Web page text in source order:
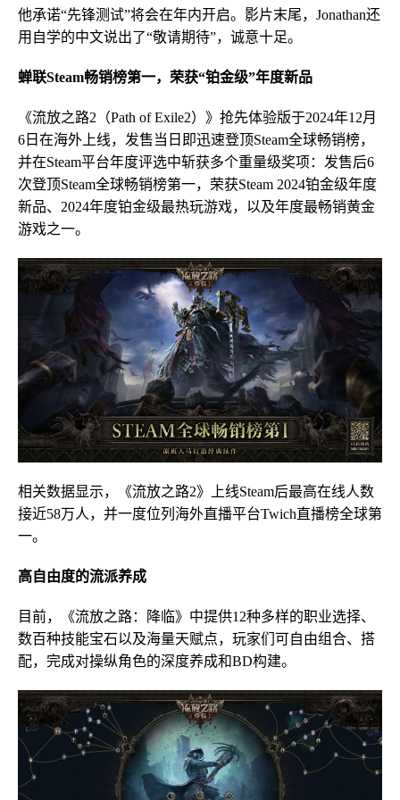
他承诺“先锋测试”将会在年内开启。影片末尾，Jonathan还
用自学的中文说出了“敬请期待”，诚意十足。
蝉联Steam畅销榜第一，荣获“铂金级”年度新品
《流放之路2（Path of Exile2）》抢先体验版于2024年12月
6日在海外上线，发售当日即迅速登顶Steam全球畅销榜，
并在Steam平台年度评选中斩获多个重量级奖项：发售后6
次登顶Steam全球畅销榜第一，荣获Steam 2024铂金级年度
新品、2024年度铂金级最热玩游戏，以及年度最畅销黄金
游戏之一。
相关数据显示，《流放之路2》上线Steam后最高在线人数
接近58万人，并一度位列海外直播平台Twich直播榜全球第
一。
高自由度的流派养成
目前，《流放之路：降临》中提供12种多样的职业选择、
数百种技能宝石以及海量天赋点，玩家们可自由组合、搭
配，完成对操纵角色的深度养成和BD构建。